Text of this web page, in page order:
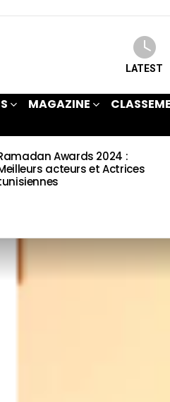
LATEST
MAGAZINE
Awards 2024 :
acteurs et Actrices